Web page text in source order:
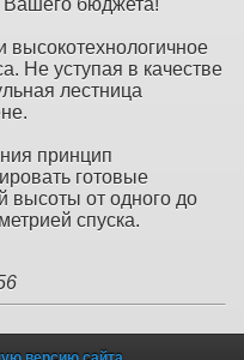
Не уступая в качестве
лестница
принцип
готовые
высоты от одного до
спуска.